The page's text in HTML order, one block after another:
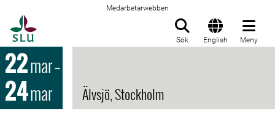
Medarbetarwebben
Sök English Meny
22mar–
24mar Älvsjö, Stockholm